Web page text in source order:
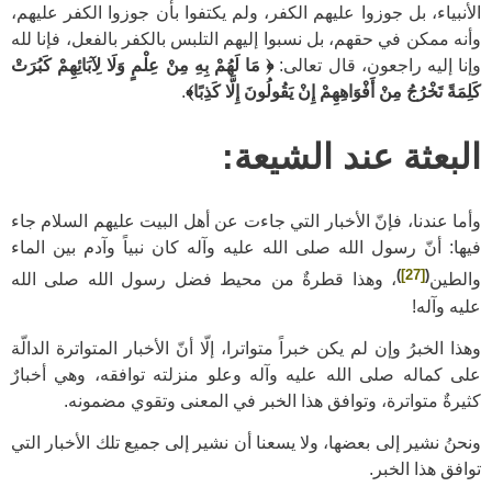
الأنبياء، بل جوزوا عليهم الكفر، ولم يكتفوا بأن جوزوا الكفر عليهم،
وأنه ممكن في حقهم، بل نسبوا إليهم التلبس بالكفر بالفعل، فإنا لله
وإنا إليه راجعون، قال تعالى:﴿ مَا لَهُمْ بِهِ مِنْ عِلْمٍ وَلَا لِآبَائِهِمْ كَبُرَتْ
كَلِمَةً تَخْرُجُ مِنْ أَفْوَاهِهِمْ إِنْ يَقُولُونَ إِلَّا كَذِبًا﴾.
البعثة عند الشيعة:
وأما عندنا، فإنّ الأخبار التي جاءت عن أهل البيت عليهم السلام جاء
فيها: أنّ رسول الله صلى الله عليه وآله كان نبياً وآدم بين الماء
والطين(
[27]
)، وهذا قطرةٌ من محيط فضل رسول الله صلى الله
عليه وآله!
وهذا الخبرُ وإن لم يكن خبراً متواترا، إلّا أنّ الأخبار المتواترة الدالّة
على كماله صلى الله عليه وآله وعلو منزلته توافقه، وهي أخبارٌ
كثيرةٌ متواترة، وتوافق هذا الخبر في المعنى وتقوي مضمونه.
ونحنُ نشير إلى بعضها، ولا يسعنا أن نشير إلى جميع تلك الأخبار التي
توافق هذا الخبر.